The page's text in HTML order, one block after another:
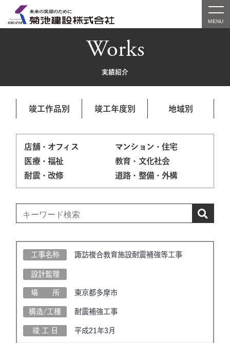
Works
実績紹介
竣工作品別 竣工年度別 地域別
店舗・オフィス
マンション・住宅
医療・福祉
教育・文化社会
耐震・改修
道路・整備・外構
工事名称 諏訪複合教育施設耐震補強等工事
設計監理
場 所 東京都多摩市
構造/工種 耐震補強工事
竣 工 日 平成21年3月